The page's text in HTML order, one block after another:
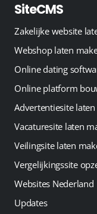
SiteCMS
Zakelijke website
Webshop laten
Online dating
Online platform
Advertentiesite
Vacaturesite laten
Veilingsite laten
Vergelijkingssite
Websites Nederland
Updates